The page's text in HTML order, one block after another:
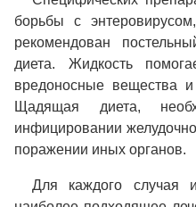
борьбы с
рекомендован
диета. Жидкость
вредоносные вещества и
Щадящая диета,
инфицировании
поражении иных органов.
Для каждого случая